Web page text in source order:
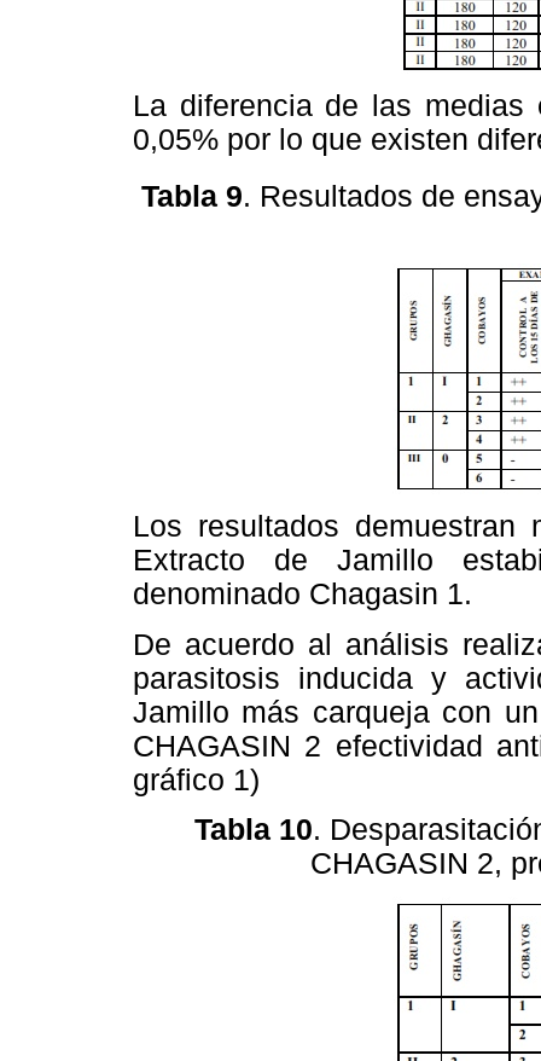
La diferencia de las
0,05% por lo que existen
Tabla 9. Resultados de
Los resultados demuestran
Extracto de Jamillo
denominado Chagasin 1.
De acuerdo al análisis
parasitosis inducida y
Jamillo más carqueja con
CHAGASIN 2 efectividad
gráfico 1)
Tabla 10.
CHAGASIN 2,